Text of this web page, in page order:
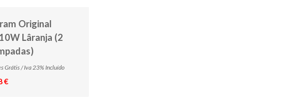
Original
Lâranja (2
Grátis / Iva 23% Incluído
€